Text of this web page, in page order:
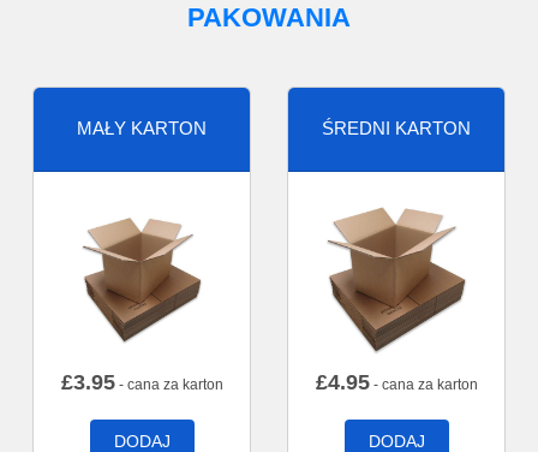
PAKOWANIA
MAŁY KARTON
£3.95- cana za karton
DODAJ
ŚREDNI KARTON
£4.95- cana za karton
DODAJ